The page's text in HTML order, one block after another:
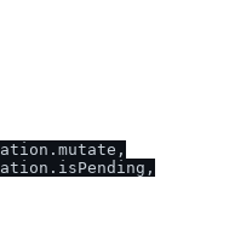
mutate ,
isPending ,